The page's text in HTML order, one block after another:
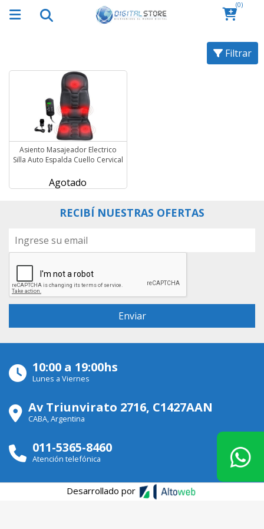
(0)
Filtrar
Asiento Masajeador Electrico
Silla Auto Espalda Cuello Cervical
Agotado
RECIBÍ NUESTRAS OFERTAS
10:00 a 19:00hs
Lunes a Viernes
Av Triunvirato 2716, C1427AAN
CABA, Argentina
011-5365-8460
Atención telefónica
Desarrollado por